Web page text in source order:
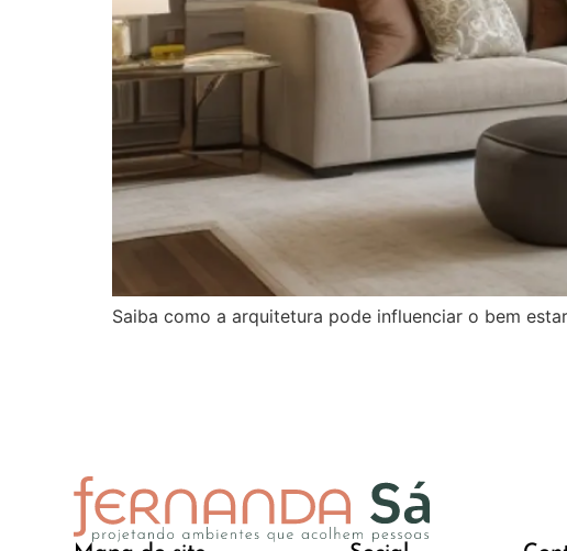
Saiba como a arquitetura pode influenciar o bem